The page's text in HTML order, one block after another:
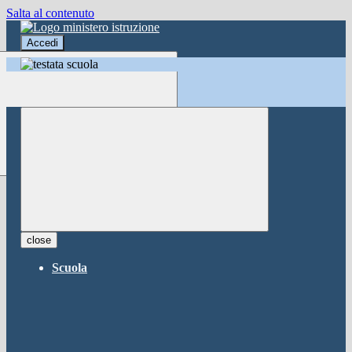
Salta al contenuto
Accedi
Accedi
button close ×
close
Scuola